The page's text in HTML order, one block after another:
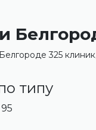
325
типу
95